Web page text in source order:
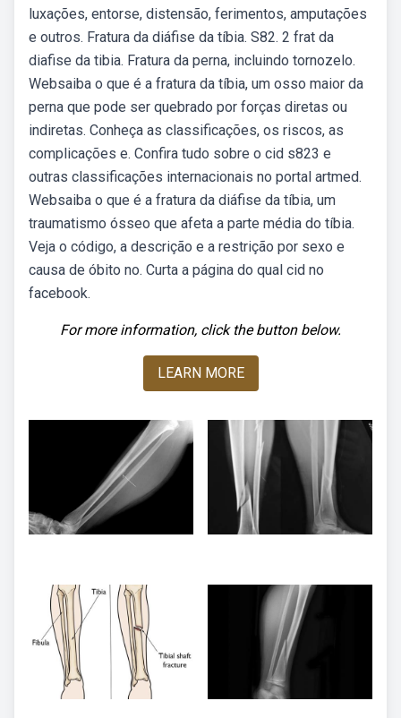
luxações, entorse, distensão, ferimentos, amputações
e outros. Fratura da diáfise da tíbia. S82. 2 frat da
diafise da tibia. Fratura da perna, incluindo tornozelo.
Websaiba o que é a fratura da tíbia, um osso maior da
perna que pode ser quebrado por forças diretas ou
indiretas. Conheça as classificações, os riscos, as
complicações e. Confira tudo sobre o cid s823 e
outras classificações internacionais no portal artmed.
Websaiba o que é a fratura da diáfise da tíbia, um
traumatismo ósseo que afeta a parte média do tíbia.
Veja o código, a descrição e a restrição por sexo e
causa de óbito no. Curta a página do qual cid no
facebook.
For more information, click the button below.
LEARN MORE